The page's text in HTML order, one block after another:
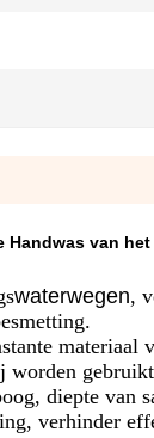
Handwas van
waterwegen,
materiaal
worden
diepte van
verhinder